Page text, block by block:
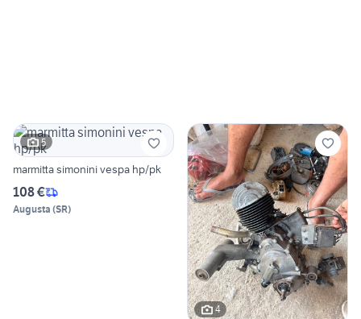
5
marmitta simonini vespa hp/pk
108 €
Augusta (SR)
4